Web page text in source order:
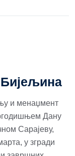
и менаџмент
Дану
Сарајеву,
у згради